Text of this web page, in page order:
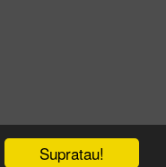
Supratau!